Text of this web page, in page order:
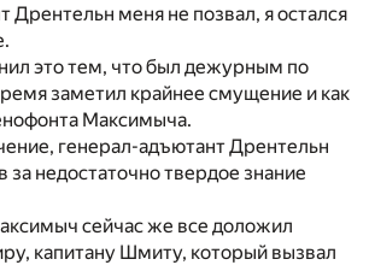
Дрентельн меня не позвал, я остался
это тем, что был дежурным по
заметил крайнее смущение и как
Максимыча.
генерал-адъютант Дрентельн
недостаточно твердое знание
сейчас же все доложил
капитану Шмиту, который вызвал